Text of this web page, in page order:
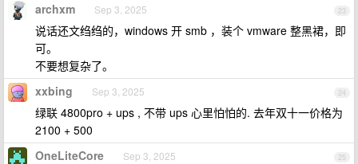
23
archxm Sep 3, 2025
说话还文绉绉的，windows 开 smb ，装个 vmware 整黑裙，即
可。
不要想复杂了。
24
xxbing Sep 3, 2025
绿联 4800pro + ups , 不带 ups 心里怕怕的. 去年双十一价格为
2100 + 500
25
OneLiteCore Sep 3, 2025